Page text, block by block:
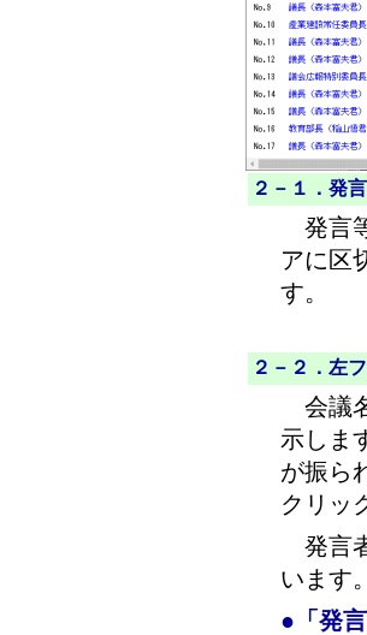
２－１．発
発言
アに区
す。
２－２． 左
会議
示しま
が振ら
クリッ
発言
います。
●「発